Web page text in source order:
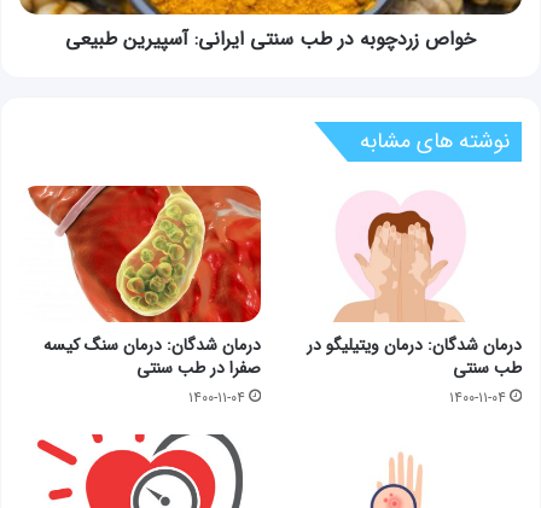
خواص زردچوبه در طب سنتی ایرانی: آسپیرین طبیعی
نوشته های مشابه
درمان شدگان: درمان ویتیلیگو در
طب سنتی
۱۴۰۰-۱۱-۰۴
درمان شدگان: درمان سنگ کیسه
صفرا در طب سنتی
۱۴۰۰-۱۱-۰۴